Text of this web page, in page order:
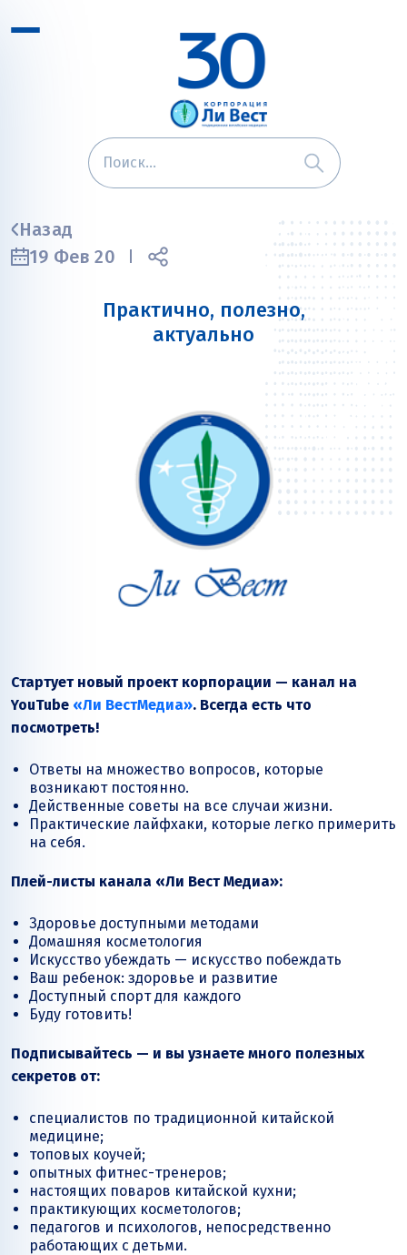
Назад
19 Фев 20
Практично, полезно,
актуально
Стартует новый проект корпорации — канал на
YouTube «Ли ВестМедиа». Всегда есть что
посмотреть!
Ответы на множество вопросов, которые
возникают постоянно.
Действенные советы на все случаи жизни.
Практические лайфхаки, которые легко примерить
на себя.
Плей-листы канала «Ли ВестМедиа»:
Здоровье доступными методами
Домашняя косметология
Искусство убеждать — искусство побеждать
Ваш ребенок: здоровье и развитие
Доступный спорт для каждого
Буду готовить!
Подписывайтесь — и вы узнаете много полезных
секретов от:
специалистов по традиционной китайской
медицине;
топовых коучей;
опытных фитнес-тренеров;
настоящих поваров китайской кухни;
практикующих косметологов;
педагогов и психологов, непосредственно
работающих с детьми.